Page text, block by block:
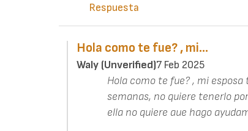
Respuesta
Hola como te fue? , mi…
Waly (unverified)7 Feb 2025
Hola como te fue? , mi
semanas, no quiere tenerlo
ella no quiere aue hago